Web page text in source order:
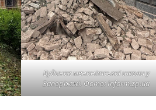
Будинок менонітської школи у
Запоріжжі. Фото: Inform.zp.ua